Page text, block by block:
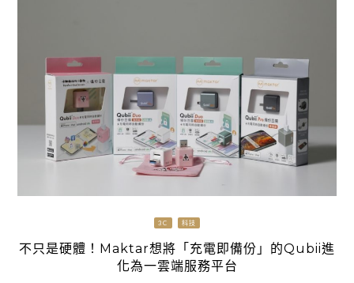
3C 科技
不只是硬體！Maktar想將「充電即備份」的Qubii進
化為一雲端服務平台